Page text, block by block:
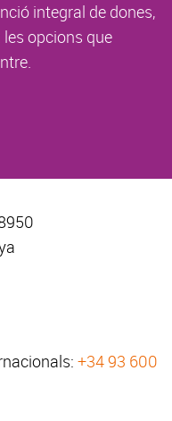
integral de dones,
opcions que
+34 93 600